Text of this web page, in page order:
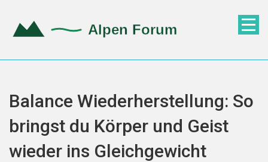
Balance Wiederherstellung: So
bringst du Körper und Geist
wieder ins Gleichgewicht